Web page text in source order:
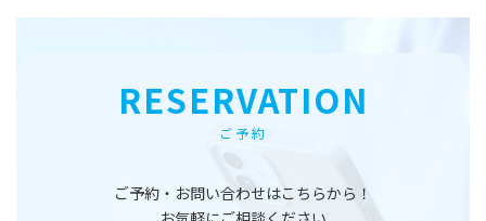
RESERVATION
ご予約
ご予約・お問い合わせはこちらから！